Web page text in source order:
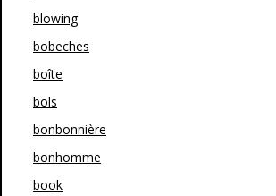
blowing
bobeches
boîte
bols
bonbonnière
bonhomme
book